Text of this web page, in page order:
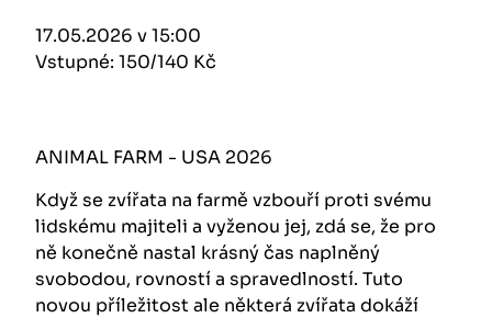
17.05.2026 v 15:00
Vstupné: 150/140 Kč
ANIMAL FARM - USA 2026
Když se zvířata na farmě vzbouří proti svému
lidskému majiteli a vyženou jej, zdá se, že pro
ně konečně nastal krásný čas naplněný
svobodou, rovností a spravedlností. Tuto
novou příležitost ale některá zvířata dokáží